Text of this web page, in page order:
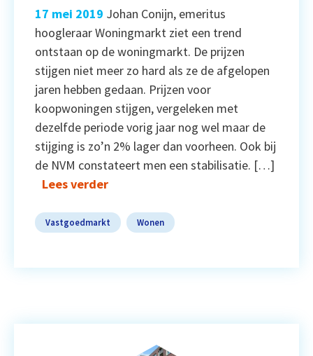
17 mei 2019 Johan Conijn, emeritus
hoogleraar Woningmarkt ziet een trend
ontstaan op de woningmarkt. De prijzen
stijgen niet meer zo hard als ze de afgelopen
jaren hebben gedaan. Prijzen voor
koopwoningen stijgen, vergeleken met
dezelfde periode vorig jaar nog wel maar de
stijging is zo’n 2% lager dan voorheen. Ook bij
de NVM constateert men een stabilisatie. […]
Lees verder
Vastgoedmarkt Wonen